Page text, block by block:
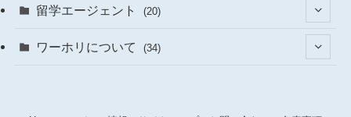
(2)
留学エージェント (20)
ワーホリについて (34)